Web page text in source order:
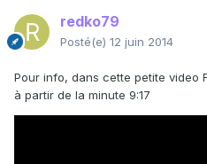
redko79
Posté(e) 12 juin 2014
Pour info, dans cette petite video
à partir de la minute 9:17